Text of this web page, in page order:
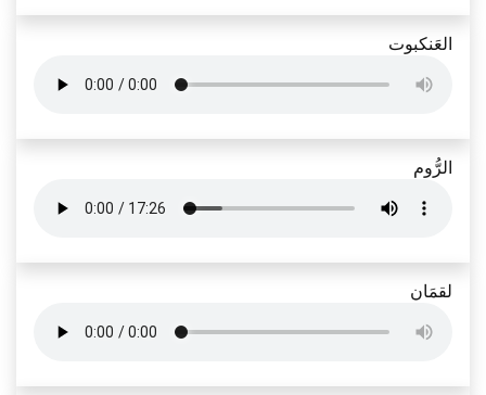
العَنكبوت
الرُّوم
لقمَان